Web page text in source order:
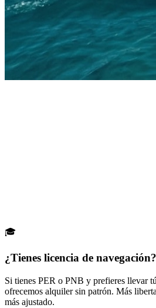
🎓
¿Tienes licencia de navegación?
Si tienes PER o PNB y prefieres llevar
ofrecemos alquiler sin patrón. Más
más ajustado.